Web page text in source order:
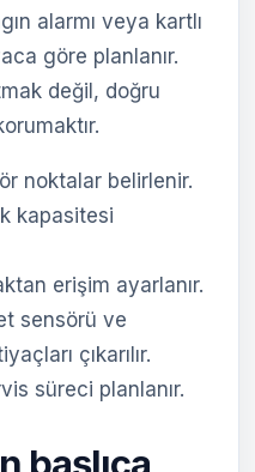
alarmı veya kartlı
göre planlanır.
değil, doğru
noktalar belirlenir.
kapasitesi
erişim ayarlanır.
sensörü ve
çıkarılır.
süreci planlanır.
başlıca